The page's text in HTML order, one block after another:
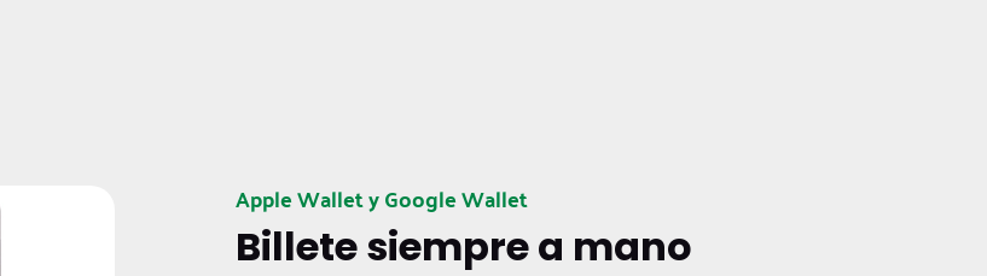
Apple Wallet y Google Wallet
Billete siempre a mano